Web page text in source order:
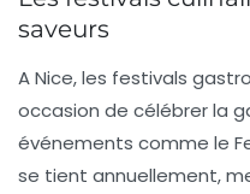
saveurs
A Nice, les festivals
occasion de célébrer la
événements comme le
se tient annuellement,